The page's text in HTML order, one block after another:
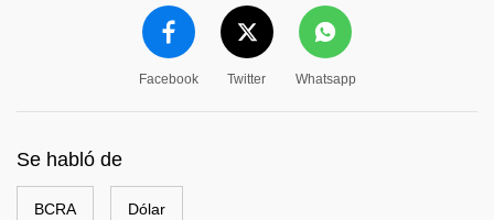
Facebook Twitter Whatsapp
Se habló de
BCRA Dólar